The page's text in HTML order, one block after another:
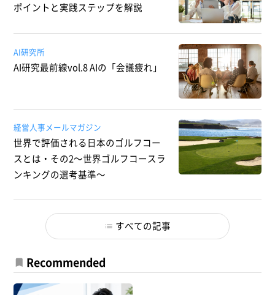
ポイントと実践ステップを解説
AI研究所
AI研究最前線vol.8 AIの「会議疲れ」
経営人事メールマガジン
世界で評価される日本のゴルフコー
スとは・その2～世界ゴルフコースラ
ンキングの選考基準～
すべての記事
Recommended